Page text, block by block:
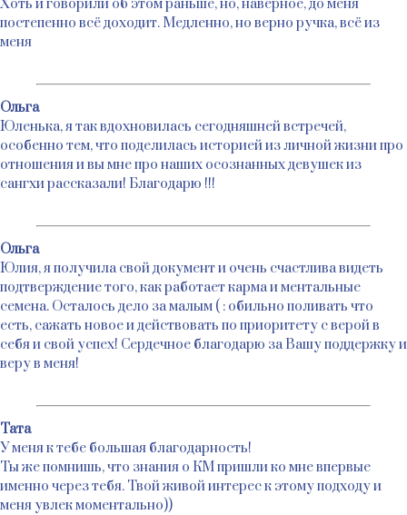
Хоть и говорили об этом раньше, но, наверное, до меня
постепенно всё доходит. Медленно, но верно ручка, всё из
меня
Ольга
Юленька, я так вдохновилась сегодняшней встречей,
особенно тем, что поделилась историей из личной жизни про
отношения и вы мне про наших осознанных девушек из
сангхи рассказали! Благодарю !!!
Ольга
Юлия, я получила свой документ и очень счастлива видеть
подтверждение того, как работает карма и ментальные
семена. Осталось дело за малым ( : обильно поливать что
есть, сажать новое и действовать по приоритету с верой в
себя и свой успех! Сердечное благодарю за Вашу поддержку и
веру в меня!
Тата
У меня к тебе большая благодарность!
Ты же помнишь, что знания о КМ пришли ко мне впервые
именно через тебя. Твой живой интерес к этому подходу и
меня увлек моментально))